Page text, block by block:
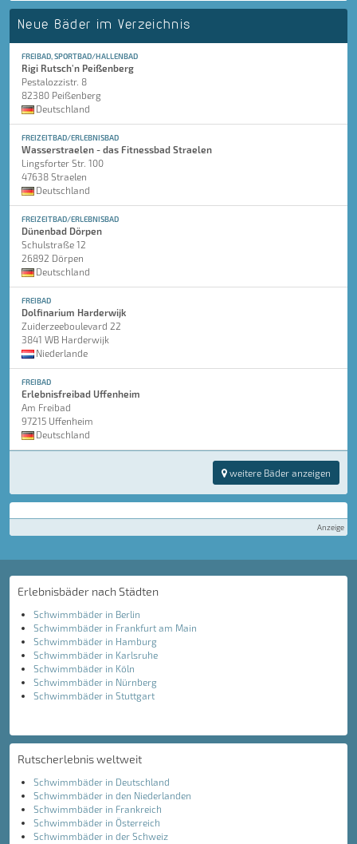
Neue Bäder im Verzeichnis
FREIBAD, SPORTBAD/HALLENBAD
Rigi Rutsch'n Peißenberg
Pestalozzistr. 8
82380 Peißenberg
Deutschland
FREIZEITBAD/ERLEBNISBAD
Wasserstraelen - das Fitnessbad Straelen
Lingsforter Str. 100
47638 Straelen
Deutschland
FREIZEITBAD/ERLEBNISBAD
Dünenbad Dörpen
Schulstraße 12
26892 Dörpen
Deutschland
FREIBAD
Dolfinarium Harderwijk
Zuiderzeeboulevard 22
3841 WB Harderwijk
Niederlande
FREIBAD
Erlebnisfreibad Uffenheim
Am Freibad
97215 Uffenheim
Deutschland
weitere Bäder anzeigen
Anzeige
Erlebnisbäder nach Städten
Schwimmbäder in Berlin
Schwimmbäder in Frankfurt am Main
Schwimmbäder in Hamburg
Schwimmbäder in Karlsruhe
Schwimmbäder in Köln
Schwimmbäder in Nürnberg
Schwimmbäder in Stuttgart
Rutscherlebnis weltweit
Schwimmbäder in Deutschland
Schwimmbäder in den Niederlanden
Schwimmbäder in Frankreich
Schwimmbäder in Österreich
Schwimmbäder in der Schweiz